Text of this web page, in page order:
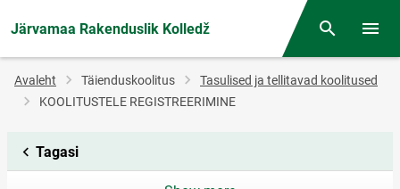
Järvamaa Rakenduslik Kolledž Otsing
Jälglink
Avaleht Täienduskoolitus
Tasulised ja tellitavad koolitused
KOOLITUSTELE REGISTREERIMINE
Tagasi